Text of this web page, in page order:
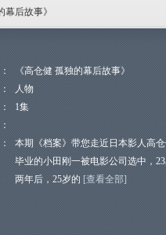
幕后故事》
《高仓健 孤独的幕后故事》
人物
1集
本期《档案》带您走近日本影人高
毕业的小田刚一被电影公司选中，
两年后，25岁的 [查看全部]